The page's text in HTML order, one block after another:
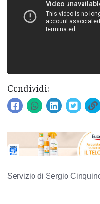
Condividi:
Servizio di Sergio